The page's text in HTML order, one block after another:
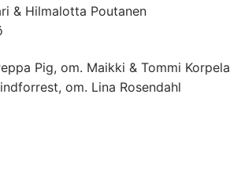
& Hilmalotta Poutanen
Pig, om. Maikki & Tommi Korpela
om. Lina Rosendahl